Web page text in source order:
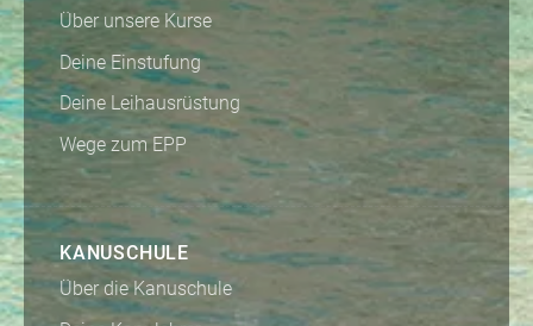
Über unsere Kurse
Deine Einstufung
Deine Leihausrüstung
Wege zum EPP
KANUSCHULE
Über die Kanuschule